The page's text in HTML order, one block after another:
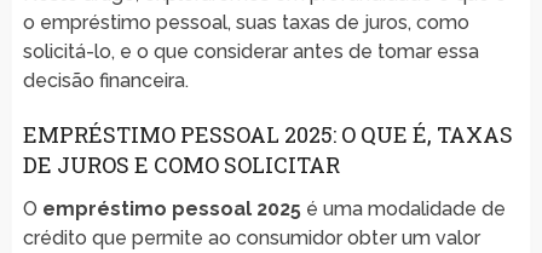
o empréstimo pessoal, suas taxas de juros, como
solicitá-lo, e o que considerar antes de tomar essa
decisão financeira.
EMPRÉSTIMO PESSOAL 2025: O QUE É, TAXAS
DE JUROS E COMO SOLICITAR
O empréstimo pessoal 2025é uma modalidade de
crédito que permite ao consumidor obter um valor